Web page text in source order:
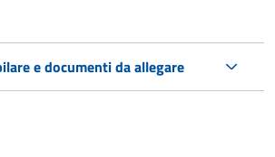
e documenti da allegare